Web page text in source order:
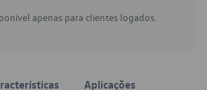
apenas para clientes logados.
Aplicações